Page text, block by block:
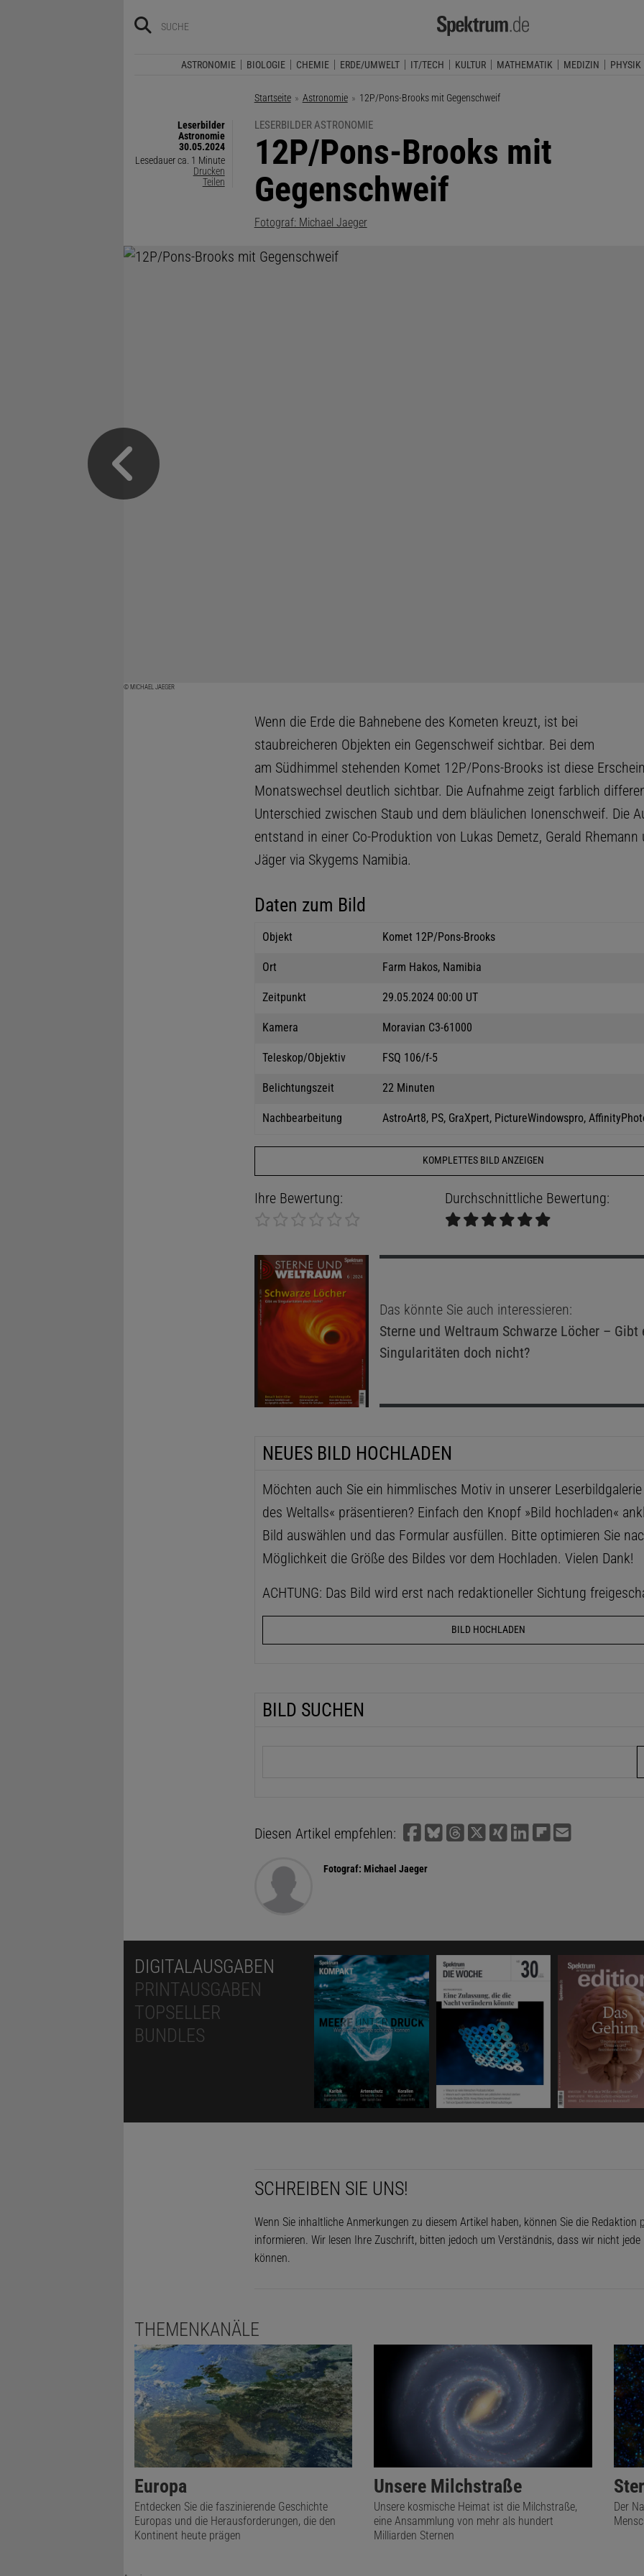
ASTRONOMIE BIOLOGIE CHEMIE ERDE/UMWELT IT/TECH KULTUR MATHEMATIK MEDIZIN PHYSIK
Startseite Astronomie Aktuelle Seite:
12P/Pons-Brooks mit Gegenschweif
Leserbilder
Astronomie
30.05.2024
Lesedauer ca. 1 Minute
Drucken
Teilen
LESERBILDER ASTRONOMIE
:
12P/Pons-Brooks mit
Gegenschweif
Fotograf: Michael Jaeger
© MICHAEL JAEGER
Wenn die Erde die Bahnebene des Kometen kreuzt, ist bei
staubreicheren Objekten ein Gegenschweif sichtbar. Bei dem
am Südhimmel stehenden Komet 12P/Pons-Brooks ist diese
Monatswechsel deutlich sichtbar. Die Aufnahme zeigt farblich
Unterschied zwischen Staub und dem bläulichen Ionenschweif. Die
entstand in einer Co-Produktion von Lukas Demetz, Gerald Rhemann
Jäger via Skygems Namibia.
Daten zum Bild
Objekt Komet 12P/Pons-Brooks
Ort Farm Hakos, Namibia
Zeitpunkt 29.05.2024 00:00 UT
Kamera Moravian C3-61000
Teleskop/Objektiv FSQ 106/f-5
Belichtungszeit 22 Minuten
Nachbearbeitung AstroArt8, PS, GraXpert, PictureWindowspro,
KOMPLETTES BILD ANZEIGEN
Ihre Bewertung: Durchschnittliche Bewertung:
Das könnte Sie auch interessieren:
Sterne und Weltraum Schwarze Löcher – Gibt
Singularitäten doch nicht?
NEUES BILD HOCHLADEN
Möchten auch Sie ein himmlisches Motiv in unserer Leserbildgalerie
des Weltalls« präsentieren? Einfach den Knopf »Bild hochladen«
Bild auswählen und das Formular ausfüllen. Bitte optimieren Sie
Möglichkeit die Größe des Bildes vor dem Hochladen. Vielen Dank!
ACHTUNG: Das Bild wird erst nach redaktioneller Sichtung
BILD HOCHLADEN
BILD SUCHEN
Diesen Artikel empfehlen:
Fotograf: Michael Jaeger
DIGITALAUSGABEN
PRINTAUSGABEN
TOPSELLER
BUNDLES
SCHREIBEN SIE UNS!
Wenn Sie inhaltliche Anmerkungen zu diesem Artikel haben, können Sie die Redaktion
informieren. Wir lesen Ihre Zuschrift, bitten jedoch um Verständnis, dass wir nicht
können.
THEMENKANÄLE
Europa
Entdecken Sie die faszinierende Geschichte
Europas und die Herausforderungen, die den
Kontinent heute prägen
Unsere Milchstraße
Unsere kosmische Heimat ist die Milchstraße,
eine Ansammlung von mehr als hundert
Milliarden Sternen
Der